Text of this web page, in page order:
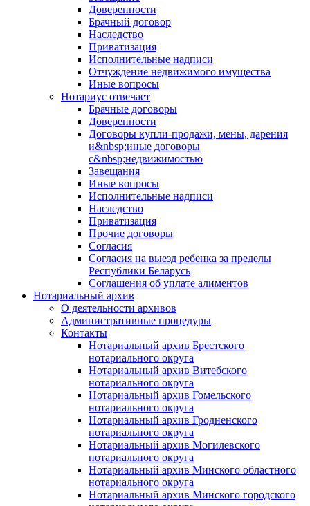
Доверенности
Брачный договор
Наследство
Приватизация
Исполнительные надписи
Отчуждение недвижимого имущества
Иные вопросы
Нотариус отвечает
Брачные договоры
Доверенности
Договоры купли-продажи, мены, дарения
и&nbsp;иные договоры
с&nbsp;недвижимостью
Завещания
Иные вопросы
Исполнительные надписи
Наследство
Приватизация
Прочие договоры
Согласия
Согласия на выезд ребенка за пределы
Республики Беларусь
Соглашения об уплате алиментов
Нотариальный архив
О деятельности архивов
Административные процедуры
Контакты
Нотариальный архив Брестского
нотариального округа
Нотариальный архив Витебского
нотариального округа
Нотариальный архив Гомельского
нотариального округа
Нотариальный архив Гродненского
нотариального округа
Нотариальный архив Могилевского
нотариального округа
Нотариальный архив Минского областного
нотариального округа
Нотариальный архив Минского городского